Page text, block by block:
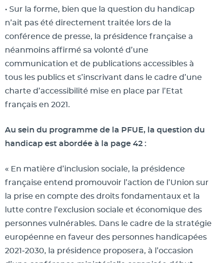
• Sur la forme, bien que la question du handicap
n’ait pas été directement traitée lors de la
conférence de presse, la présidence française a
néanmoins affirmé sa volonté d’une
communication et de publications accessibles à
tous les publics et s’inscrivant dans le cadre d’une
charte d’accessibilité mise en place par l’Etat
français en 2021.
Au sein du programme de la PFUE, la question du
handicap est abordée à la page 42 :
« En matière d’inclusion sociale, la présidence
française entend promouvoir l’action de l’Union sur
la prise en compte des droits fondamentaux et la
lutte contre l’exclusion sociale et économique des
personnes vulnérables. Dans le cadre de la stratégie
européenne en faveur des personnes handicapées
2021‑2030, la présidence proposera, à l’occasion